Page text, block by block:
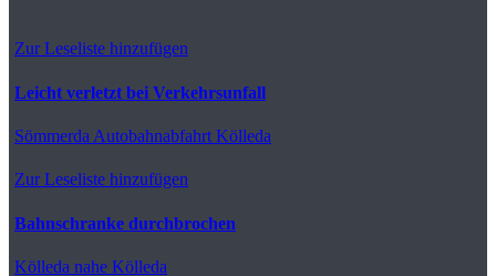
Zur Leseliste hinzufügen
Leicht verletzt bei Verkehrsunfall
Sömmerda Autobahnabfahrt Kölleda
Zur Leseliste hinzufügen
Bahnschranke durchbrochen
Kölleda nahe Kölleda